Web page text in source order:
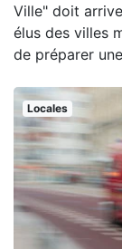
Ville" doit
élus des villes
de préparer
Locales